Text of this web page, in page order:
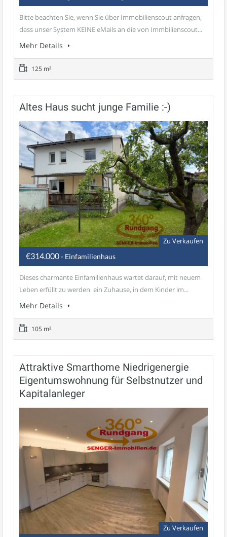
Bitte beachten Sie, wenn Sie über Immobilienscout anfragen,
dass unser System KEINE eMails an die von Immbilienscout...
Mehr Details
125 m²
Altes Haus sucht junge Familie :-)
Zu Verkaufen
€314.000- Einfamilienhaus
Dieses charmante Einfamilienhaus wartet darauf, mit neuem
Leben erfüllt zu werden  ein Zuhause, in dem Kinder im...
Mehr Details
105 m²
Attraktive Smarthome Niedrigenergie
Eigentumswohnung für Selbstnutzer und
Kapitalanleger
Zu Verkaufen